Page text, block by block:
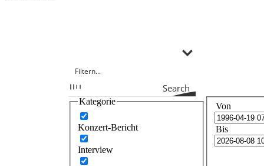
Search
Kategorie
Konzert-Bericht
Interview
Von
Bis